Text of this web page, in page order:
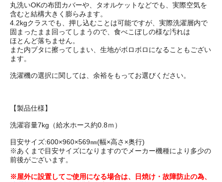
丸洗いOKの布団カバーや、タオルケットなどでも、実際空気を
含むと結構大きく膨らみます。
4.2kgクラスでも、押し込むことは可能ですが、実際洗濯層内で
固まったまま回ってしまうので、食べこぼしの様な汚れは
ほとんど落ちません。
また内ブタに擦ってしまい、生地がボロボロになることもござい
ます。
洗濯機の選択に関しては、余裕をもってお選びください。
【製品仕様】
洗濯容量7kg（給水ホース約0.8ｍ）
目安サイズ:600×960×569㎜(幅×高さ×奥行)
※あくまで目安サイズになりますのでメーカー機種により多少の
前後がございます。
※屋外に設置してご使用になる場合は、日焼け・故障防止の為、